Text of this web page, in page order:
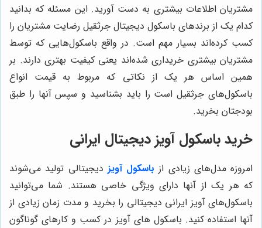
مشتریان اطلاعات بیشتری به دست آورید. این مسئله که بدانید
کدام یک از برندهای باسکول دیجیتال جرثقیل رضایت مشتریان را
کسب کرده‌اند بسیار مهم است. در واقع باسکول‌هایی که توسط
مشتریان بیشتری خریداری شده‌اند یعنی کیفیت بهتری دارند. بر
همین اساس هر یک از نکاتی که مربوط به قیمت انواع
باسکول‌های جرثقیل است را باید بشناسید و سپس آنها را طبق
بودجتان بخرید.
خرید باسکول آویز دیجیتال ایرانی
امروزه مدل‌های زیادی از باسکول آویز دیجیتالی تولید می‌شوند
که هر یک از آنها دارای ویژگی خاصی هستند. شما می‌توانید
باسکول‌های آویز ایرانی دیجیتالی را بخرید و مدت زمان زیادی از
آنها استفاده کنید. باسکول های آویز در کسب و کارهای گوناگون